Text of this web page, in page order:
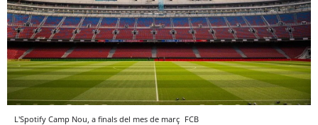
L'Spotify Camp Nou, a finals del mes de març FCB